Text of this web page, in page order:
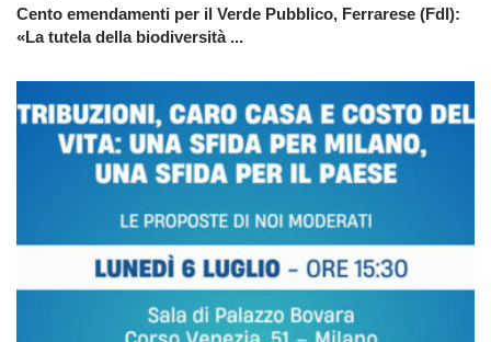
Cento emendamenti per il Verde Pubblico, Ferrarese (FdI):
«La tutela della biodiversità ...